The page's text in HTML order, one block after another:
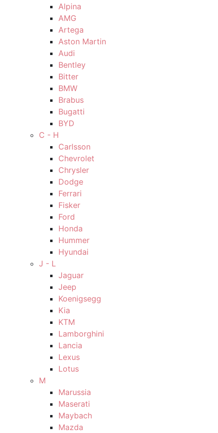
Alpina
AMG
Artega
Aston Martin
Audi
Bentley
Bitter
BMW
Brabus
Bugatti
BYD
C - H
Carlsson
Chevrolet
Chrysler
Dodge
Ferrari
Fisker
Ford
Honda
Hummer
Hyundai
J - L
Jaguar
Jeep
Koenigsegg
Kia
KTM
Lamborghini
Lancia
Lexus
Lotus
M
Marussia
Maserati
Maybach
Mazda